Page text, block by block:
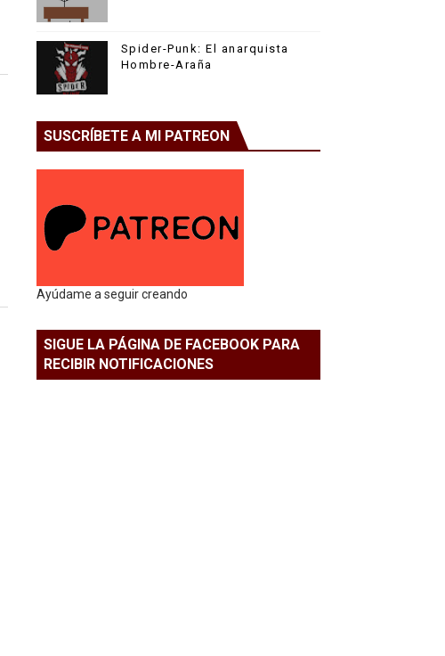
Spider-Punk: El anarquista
Hombre-Araña
SUSCRÍBETE A MI PATREON
Ayúdame a seguir creando
SIGUE LA PÁGINA DE FACEBOOK PARA
RECIBIR NOTIFICACIONES